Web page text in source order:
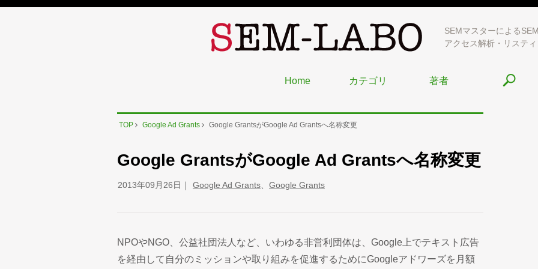
SEMマスターによる
アクセス解析・リステ
Home カテゴリ 著者
TOP Google Ad Grants Google GrantsがGoogle Ad Grantsへ名称変更
Google GrantsがGoogle Ad Grantsへ名称変更
2013年09月26日 Google Ad Grants Google Grants
NPOやNGO、公益社団法人など、いわゆる非営利団体は、Google上でテキスト広告
を経由して自分のミッションや取り組みを促進するためにGoogleアドワーズを月額